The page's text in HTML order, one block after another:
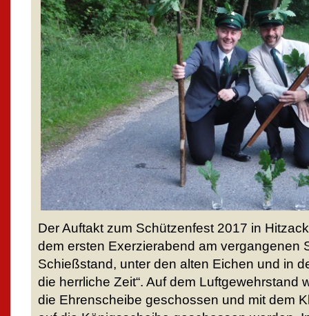
Der Auftakt zum Schützenfest 2017 in
dem ersten Exerzierabend am vergangenen
Schießstand, unter den alten Eichen und in
die herrliche Zeit“. Auf dem Luftgewehrstand
die Ehrenscheibe geschossen und mit dem